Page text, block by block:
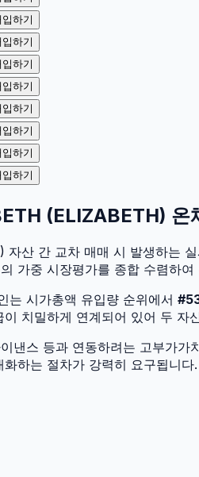
입하기
입하기
입하기
입하기
입하기
입하기
입하기
입하기
(ELIZABETH) 온
) 자산 간 교차 매매 시 발생하는
가중 시장평가를 종합 수렴하
는 시가총액 유입량 순위에서 #
치밀하게 연계되어 있어 두
낸스 등과 연동하려는 고부가
하는 절차가 강력히 요구됩니다.